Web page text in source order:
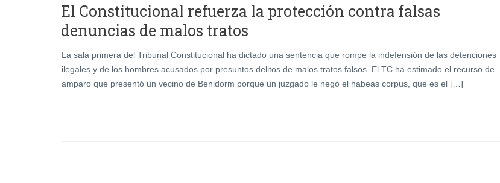
El Constitucional refuerza la protección contra falsas
denuncias de malos tratos
La sala primera del Tribunal Constitucional ha dictado una sentencia que rompe la indefensión de las detenciones
ilegales y de los hombres acusados por presuntos delitos de malos tratos falsos. El TC ha estimado el recurso de
amparo que presentó un vecino de Benidorm porque un juzgado le negó el habeas corpus, que es el […]